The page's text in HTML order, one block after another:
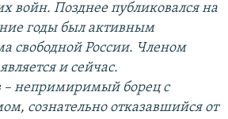
войн. Позднее публиковался на
годы был активным
свободной России. Членом
и сейчас.
– непримиримый борец с
сознательно отказавшийся от